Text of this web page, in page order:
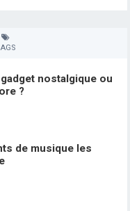
nostalgique ou
?
de musique les